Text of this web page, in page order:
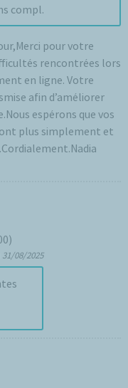
compl.
pour votre
rencontrées lors
en ligne. Votre
afin d’améliorer
espérons que vos
plus simplement et
31/08/2025